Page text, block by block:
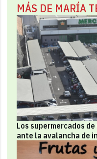
MÁS DE MARÍA
Los supermercados
ante la avalancha de